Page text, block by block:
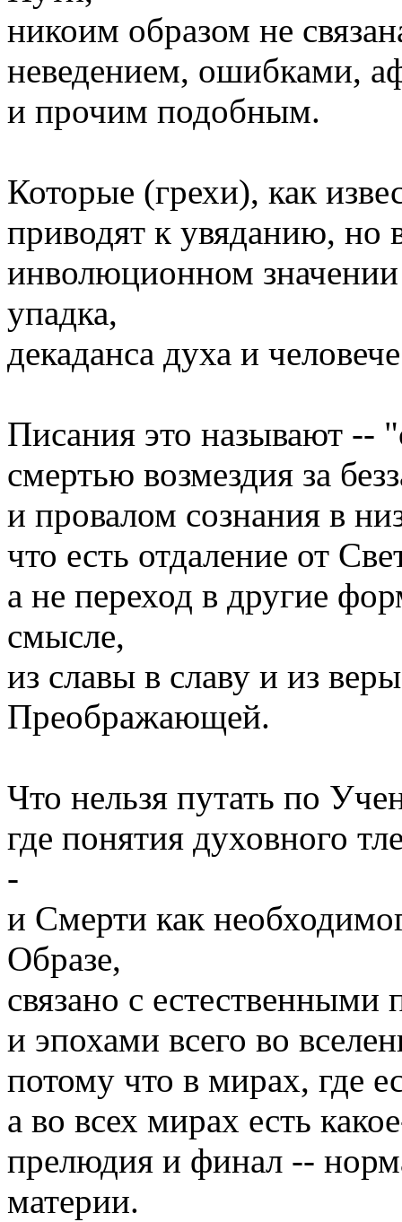
никоим образом не
неведением, ошибками,
и прочим подобным.
Которые (грехи), как
приводят к увяданию, но
инволюционном
упадка,
декаданса духа и
Писания это называют --
смертью возмездия за
и провалом сознания в
что есть отдаление от
а не переход в другие
смысле,
из славы в славу и из
Преображающей.
Что нельзя путать по
где понятия духовного
-
и Смерти как
Образе,
связано с естественными
и эпохами всего во
потому что в мирах, где
а во всех мирах есть
прелюдия и финал --
материи.